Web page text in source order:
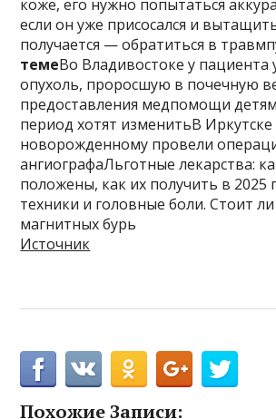
коже, его нужно попытаться
если он уже присосался и
получается — обратиться в
темеВо Владивостоке у пациента
опухоль, проросшую в почечную
предоставления медпомощи
период хотят изменитьВ Иркутске
новорожденному провели
ангиографаЛьготные лекарства:
положены, как их получить в 2025
техники и головные боли. Стоит ли
магнитных бурь
Источник
Похожие Записи: